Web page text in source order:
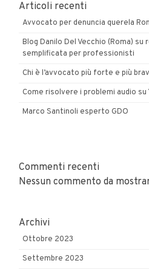
Articoli recenti
Avvocato per denuncia querela
Blog Danilo Del Vecchio (Roma)
semplificata per professionisti
Chi è l’avvocato più forte e più
Come risolvere i problemi audio su
Marco Santinoli esperto GDO
Commenti recenti
Nessun commento da
Archivi
Ottobre 2023
Settembre 2023